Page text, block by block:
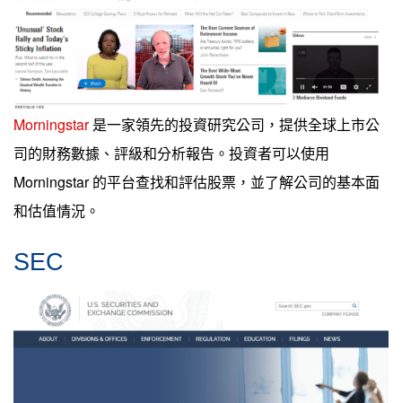
Morningstar是一家領先的投資研究公司，提供全球上市公
司的財務數據、評級和分析報告。投資者可以使用
Morningstar 的平台查找和評估股票，並了解公司的基本面
和估值情況。
SEC